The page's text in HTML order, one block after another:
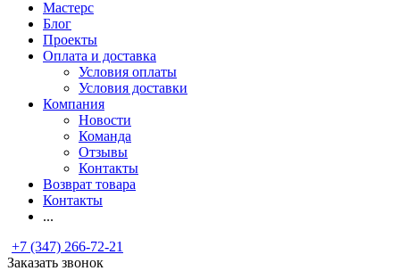
Мастерс
Блог
Проекты
Оплата и доставка
Условия оплаты
Условия доставки
Компания
Новости
Команда
Отзывы
Контакты
Возврат товара
Контакты
...
+7 (347) 266-72-21
Заказать звонок